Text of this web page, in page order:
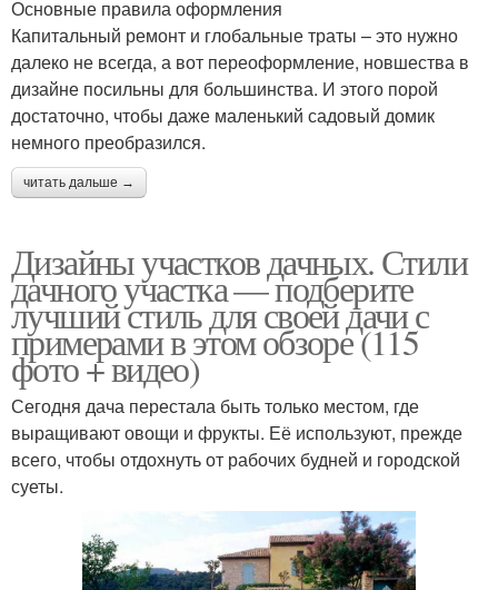
Основные правила оформления
Капитальный ремонт и глобальные траты – это нужно
далеко не всегда, а вот переоформление, новшества в
дизайне посильны для большинства. И этого порой
достаточно, чтобы даже маленький садовый домик
немного преобразился.
читать дальше →
Дизайны участков дачных. Стили
дачного участка — подберите
лучший стиль для своей дачи с
примерами в этом обзоре (115
фото + видео)
Сегодня дача перестала быть только местом, где
выращивают овощи и фрукты. Её используют, прежде
всего, чтобы отдохнуть от рабочих будней и городской
суеты.